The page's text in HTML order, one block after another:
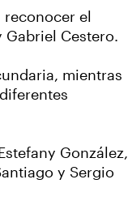
el
Cestero.
mientras
González,
y Sergio